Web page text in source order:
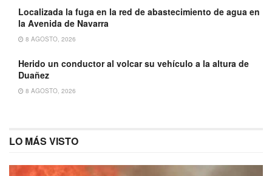
Localizada la fuga en la red de abastecimiento de agua en
la Avenida de Navarra
8 AGOSTO, 2026
Herido un conductor al volcar su vehículo a la altura de
Duañez
8 AGOSTO, 2026
LO MÁS VISTO